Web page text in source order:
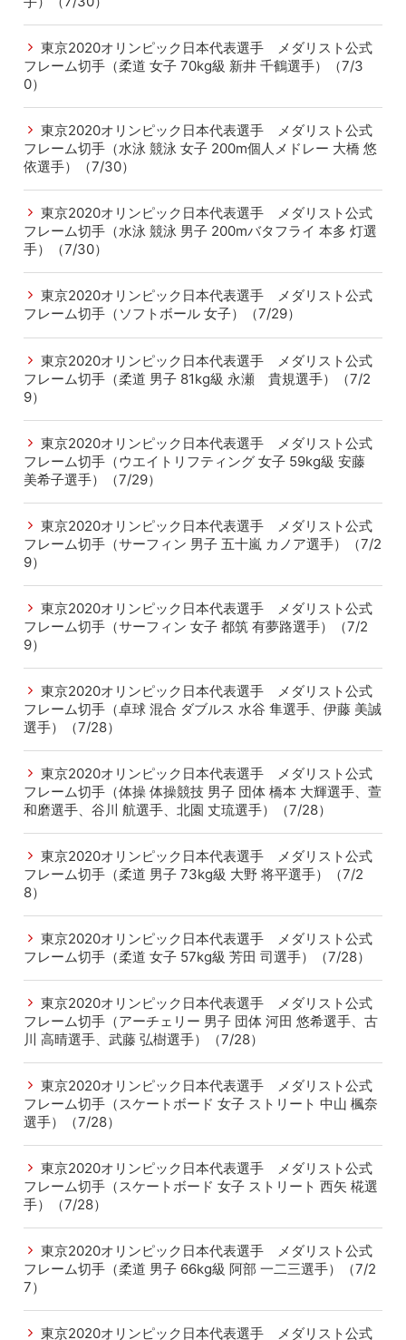
東京2020オリンピック日本代表選手 メダリスト公式
フレーム切手（柔道 女子 70kg級 新井 千鶴選手）（7/3
0）
東京2020オリンピック日本代表選手 メダリスト公式
フレーム切手（水泳 競泳 女子 200m個人メドレー 大橋 悠
依選手）（7/30）
東京2020オリンピック日本代表選手 メダリスト公式
フレーム切手（水泳 競泳 男子 200mバタフライ 本多 灯選
手）（7/30）
東京2020オリンピック日本代表選手 メダリスト公式
フレーム切手（ソフトボール 女子）（7/29）
東京2020オリンピック日本代表選手 メダリスト公式
フレーム切手（柔道 男子 81kg級 永瀬 貴規選手）（7/2
9）
東京2020オリンピック日本代表選手 メダリスト公式
フレーム切手（ウエイトリフティング 女子 59kg級 安藤
美希子選手）（7/29）
東京2020オリンピック日本代表選手 メダリスト公式
フレーム切手（サーフィン 男子 五十嵐 カノア選手）（7/2
9）
東京2020オリンピック日本代表選手 メダリスト公式
フレーム切手（サーフィン 女子 都筑 有夢路選手）（7/2
9）
東京2020オリンピック日本代表選手 メダリスト公式
フレーム切手（卓球 混合 ダブルス 水谷 隼選手、伊藤 美誠
選手）（7/28）
東京2020オリンピック日本代表選手 メダリスト公式
フレーム切手（体操 体操競技 男子 団体 橋本 大輝選手、萱
和磨選手、谷川 航選手、北園 丈琉選手）（7/28）
東京2020オリンピック日本代表選手 メダリスト公式
フレーム切手（柔道 男子 73kg級 大野 将平選手）（7/2
8）
東京2020オリンピック日本代表選手 メダリスト公式
フレーム切手（柔道 女子 57kg級 芳田 司選手）（7/28）
東京2020オリンピック日本代表選手 メダリスト公式
フレーム切手（アーチェリー 男子 団体 河田 悠希選手、古
川 高晴選手、武藤 弘樹選手）（7/28）
東京2020オリンピック日本代表選手 メダリスト公式
フレーム切手（スケートボード 女子 ストリート 中山 楓奈
選手）（7/28）
東京2020オリンピック日本代表選手 メダリスト公式
フレーム切手（スケートボード 女子 ストリート 西矢 椛選
手）（7/28）
東京2020オリンピック日本代表選手 メダリスト公式
フレーム切手（柔道 男子 66kg級 阿部 一二三選手）（7/2
7）
東京2020オリンピック日本代表選手 メダリスト公式